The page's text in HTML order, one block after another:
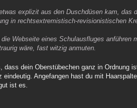
explizit aus den Duschdüsen kam, das
in rechtsextremistisch-revisionistischen
Webseite eines Schulausfluges
wäre, fast witzig anmuten.
dass dein Oberstübechen ganz in Ordnung
eindeutig. Angefangen hast du mit
ist es.